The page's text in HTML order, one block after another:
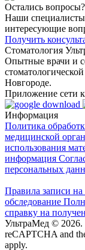
Остались вопросы?
Наши специалисты
интересующие
Получить
Стоматология
Опытные врачи и
Новгороде.
Приложение сети
Информация
Политика
медицинской
использования
информация
персональных
Правила записи
обследование
справку на
УльтраМед ©
reCAPTCHA and
apply.